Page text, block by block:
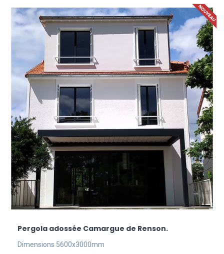
Pergola adossée Camargue de Renson.
Dimensions 5600x3000mm